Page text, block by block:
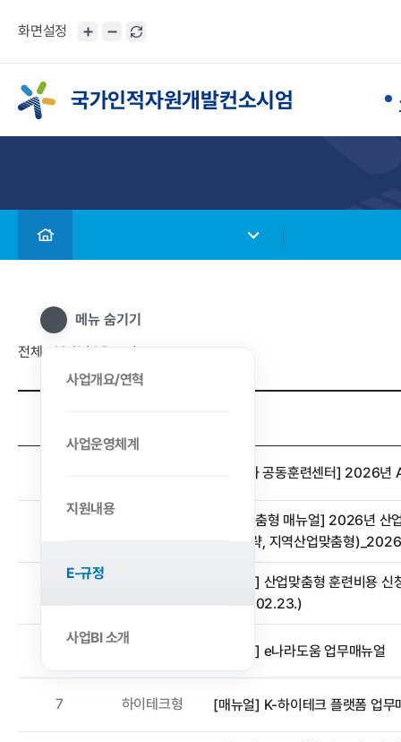
화면설정
국가인적자원개발컨소시엄
메뉴 숨기기
사업개요/연혁
사업운영체계
지원내용
E-규정
사업BI 소개
전체 : 10 (1 / 1 Page)
[AI 특화 공동훈련센터] 2026년
[산업맞춤형 매뉴얼] 2026년 산
정부전략, 지역산업맞춤형
[매뉴얼] 산업맞춤형 훈련비용
(2026.02.23.)
[매뉴얼] e나라도움 업무매뉴얼
7 하이테크형 [매뉴얼] K-하이테크 플랫폼 업무